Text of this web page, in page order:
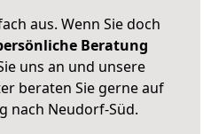
aus. Wenn Sie doch
Beratung
uns an und unsere
beraten Sie gerne auf
nach Neudorf-Süd.